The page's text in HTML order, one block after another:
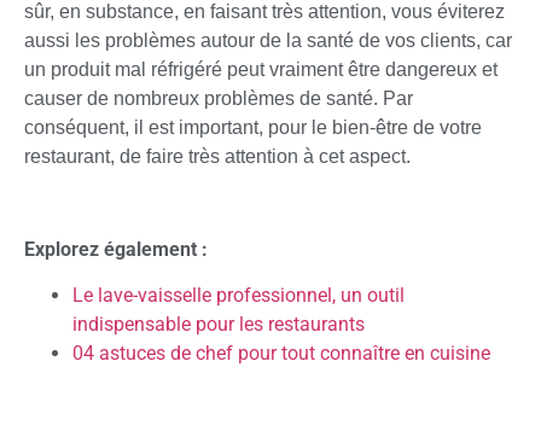
sûr, en substance, en faisant très attention, vous éviterez
aussi les problèmes autour de la santé de vos clients, car
un produit mal réfrigéré peut vraiment être dangereux et
causer de nombreux problèmes de santé. Par
conséquent, il est important, pour le bien-être de votre
restaurant, de faire très attention à cet aspect.
Explorez également :
Le lave-vaisselle professionnel, un outil
indispensable pour les restaurants
04 astuces de chef pour tout connaître en cuisine